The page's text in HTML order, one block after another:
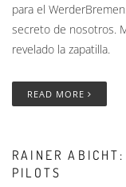
para el
secreto de nosotros.
revelado la zapatilla.
READ MORE
RAINER
PILOTS